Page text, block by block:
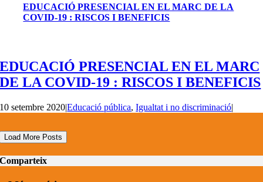
EDUCACIÓ PRESENCIAL EN EL MARC DE LA
COVID-19 : RISCOS I BENEFICIS
EDUCACIÓ PRESENCIAL EN EL MARC
DE LA COVID-19 : RISCOS I BENEFICIS
10 setembre 2020|Educació pública,Igualtat i no discriminació|
Load More Posts
Comparteix